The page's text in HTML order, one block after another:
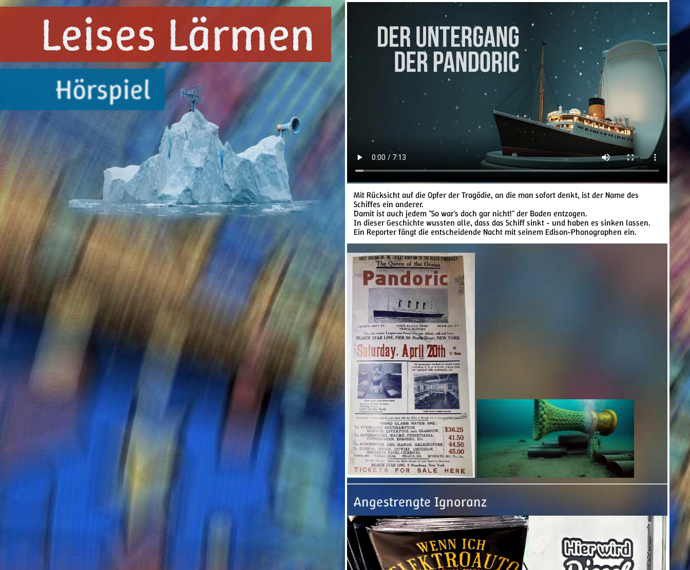
Leises Lärmen
Hörspiel
Mit Rücksicht auf die Opfer der Tragödie, an die man sofort denkt, ist der Name des
Schiffes ein anderer.
Damit ist auch jedem "So war's doch gar nicht!" der Boden entzogen.
In dieser Geschichte wussten alle, dass das Schiff sinkt - und haben es sinken lassen.
Ein Reporter fängt die entscheidende Nacht mit seinem Edison-Phonographen ein.
Angestrengte Ignoranz